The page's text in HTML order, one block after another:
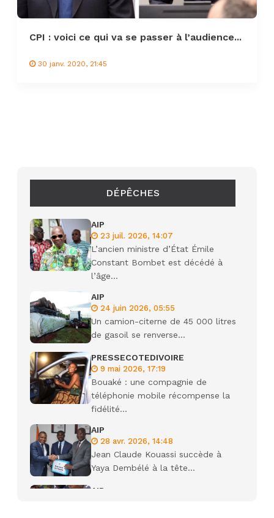
CPI : voici ce qui va se passer à l’audience...
30 janv. 2020, 21:45
DÉPÊCHES
AIP
23 juil. 2026, 14:07
L’ancien ministre d’État Émile
Constant Bombet est décédé à
l’âge...
AIP
24 juin 2026, 05:55
Un camion-citerne de 45 000 litres
de gasoil se renverse...
PRESSECOTEDIVOIRE
9 mai 2026, 17:19
Bouaké : une compagnie de
téléphonie mobile récompense la
fidélité...
AIP
28 avr. 2026, 14:48
Jean Claude Kouassi succède à
Yaya Dembélé à la tête...
AIP